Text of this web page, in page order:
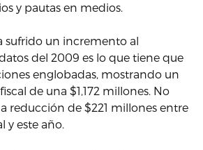
y pautas en medios.
sufrido un incremento al
del 2009 es lo que tiene que
englobadas, mostrando un
de una $1,172 millones. No
reducción de $221 millones entre
y este año.